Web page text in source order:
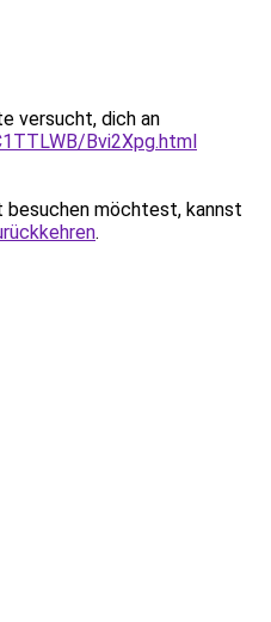
versucht, dich an
Bvi2Xpg.html
besuchen möchtest, kannst
.